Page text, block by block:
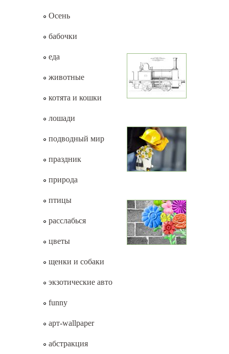
Осень
бабочки
еда
животные
котята и кошки
лошади
подводный мир
праздник
природа
птицы
расслабься
цветы
щенки и собаки
экзотические авто
funny
арт-wallpaper
абстракция